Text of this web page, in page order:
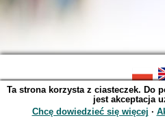
SOWA OPAC v.
Wygenerowano
Ta strona korzysta z ciasteczek. Do
jest akceptacja
Chcę dowiedzieć się więcej ∙